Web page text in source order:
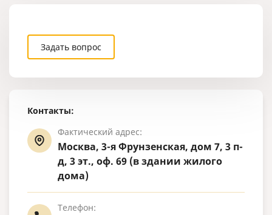
Контакты:
Фактический адрес:
Москва, 3-я Фрунзенская, дом 7, 3 п-
д, 3 эт., оф. 69 (в здании жилого
дома)
Телефон:
Задать вопрос